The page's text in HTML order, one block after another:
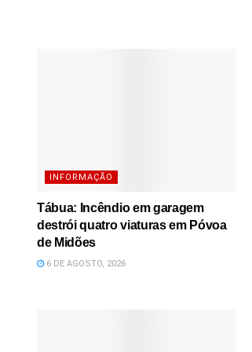
INFORMAÇÃO
Tábua: Incêndio em garagem
destrói quatro viaturas em Póvoa
de Midões
6 DE AGOSTO, 2026